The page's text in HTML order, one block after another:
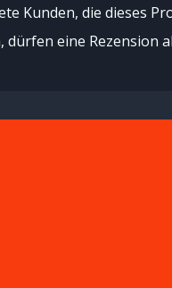
Kunden, die dieses
dürfen eine Rezension